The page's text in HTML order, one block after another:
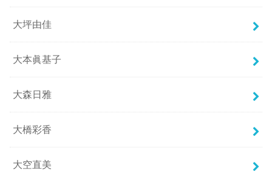
大坪由佳
大本眞基子
大森日雅
大橋彩香
大空直美